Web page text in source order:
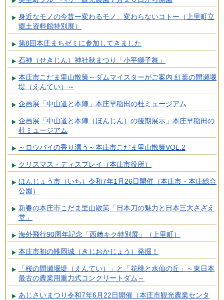
身近なモノの今昔ー変わるモノ、変わらないコトー（上里町立
郷土資料館特別展）
第8回本庄まちゼミに参加してきました
石神（せきじん）神社秋まつり「小平獅子舞」
本庄市こだま里山散策～ダムマイスターがご案内 紅葉の間瀬堰
堤（えんてい）～
企画展「中山道と本陣」本庄早稲田の杜ミュージアム
企画展「中山道と本陣（ほんじん）の後期展示」本庄早稲田の
杜ミュージアム
～ロウバイの香り漂う～本庄市こだま里山散策VOL.2
クリスマス・ディスプレイ（本庄市役所）
ほんじょう市（いち）令和7年1月26日開催（本庄市・本庄総合
公園）
新春の本庄市こだま里山散策「日本刀の魅力と日本三大さざえ
堂」
海外飛行90周年記念「西﨑キク特別展」（上里町）
本庄市初の雉岡城（きじおかじょう）発掘！
「桜の間瀬堰堤（えんてい）」と「花桃と水仙の丘」～東日本
最古の農業用重力式コンクリートダム～
あじさいまつり令和7年6月22日開催（本庄市観光農業センタ